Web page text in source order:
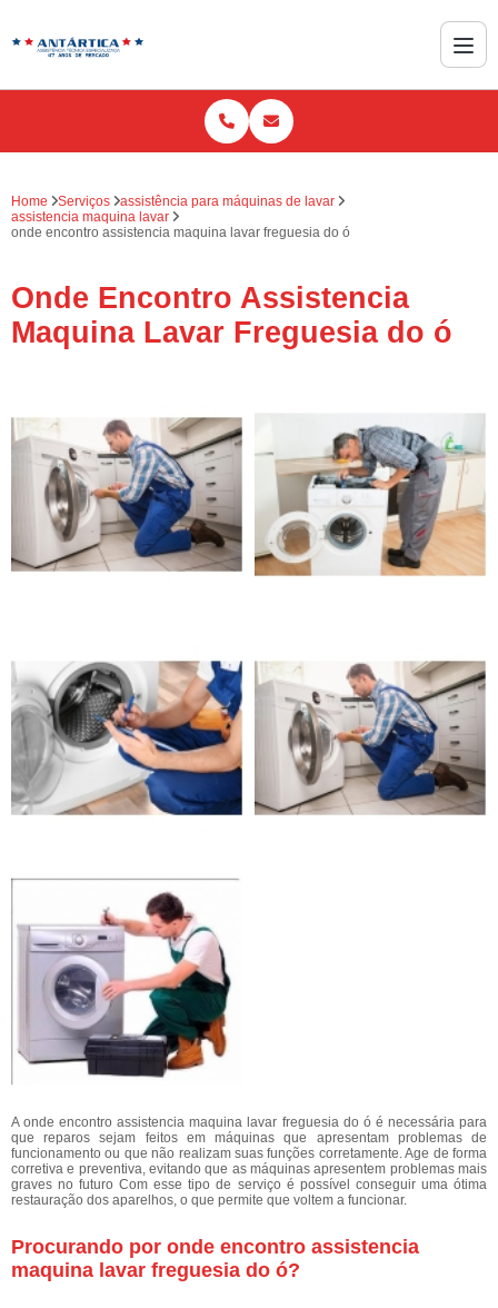
Home Serviços
assistência para máquinas de lavar
assistencia maquina lavar
onde encontro assistencia maquina lavar freguesia do ó
Onde Encontro Assistencia
Maquina Lavar Freguesia do ó
A onde encontro assistencia maquina lavar freguesia do ó é necessária para
que reparos sejam feitos em máquinas que apresentam problemas de
funcionamento ou que não realizam suas funções corretamente. Age de forma
corretiva e preventiva, evitando que as máquinas apresentem problemas mais
graves no futuro Com esse tipo de serviço é possível conseguir uma ótima
restauração dos aparelhos, o que permite que voltem a funcionar.
Procurando por onde encontro assistencia
maquina lavar freguesia do ó?